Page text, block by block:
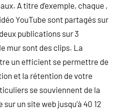
A titre d’exemple, chaque ,
YouTube sont partagés sur
publications sur 3
mur sont des clips. La
un efficient se permettre de
et la rétention de votre
se souviennent de la
un site web jusqu’à 40 12